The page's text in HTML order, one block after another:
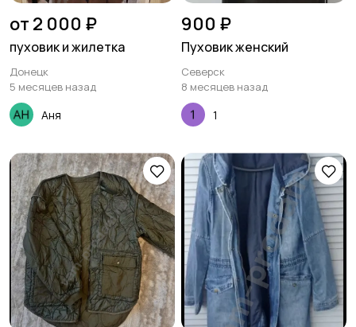
от 2 000 ₽
пуховик и жилетка
Донецк
5 месяцев назад
Аня
900 ₽
Пуховик женский
Северск
8 месяцев назад
1